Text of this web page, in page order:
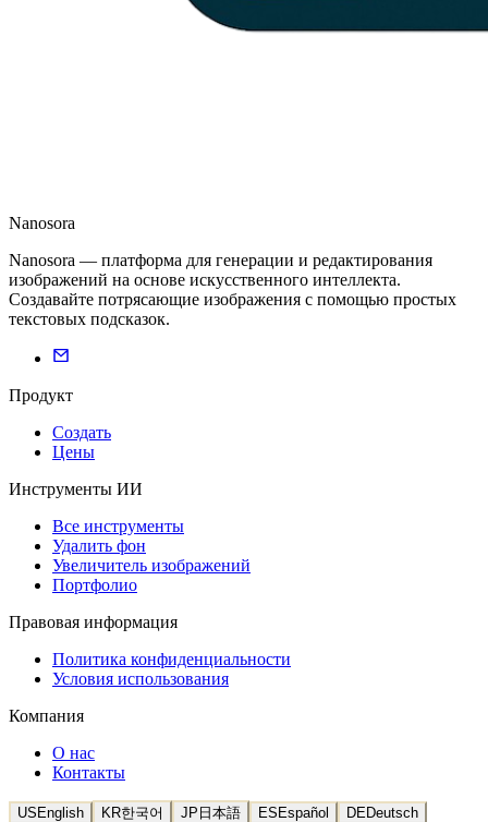
Nanosora
Nanosora — платформа для генерации и редактирования
изображений на основе искусственного интеллекта.
Создавайте потрясающие изображения с помощью простых
текстовых подсказок.
Продукт
Создать
Цены
Инструменты ИИ
Все инструменты
Удалить фон
Увеличитель изображений
Портфолио
Правовая информация
Политика конфиденциальности
Условия использования
Компания
О нас
Контакты
USEnglish KR한국어 JP 日本語 ESEspañol DEDeutsch